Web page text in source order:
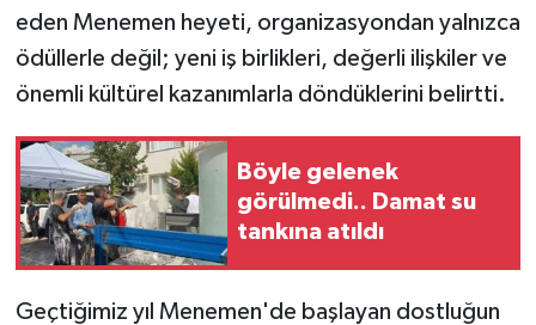
eden Menemen heyeti, organizasyondan yalnızca
ödüllerle değil; yeni iş birlikleri, değerli ilişkiler ve
önemli kültürel kazanımlarla döndüklerini belirtti.
Böyle gelenek
görülmedi.. Damat su
tankına atıldı
Geçtiğimiz yıl Menemen'de başlayan dostluğun